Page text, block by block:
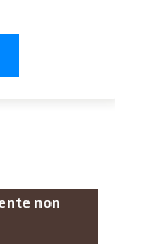
non